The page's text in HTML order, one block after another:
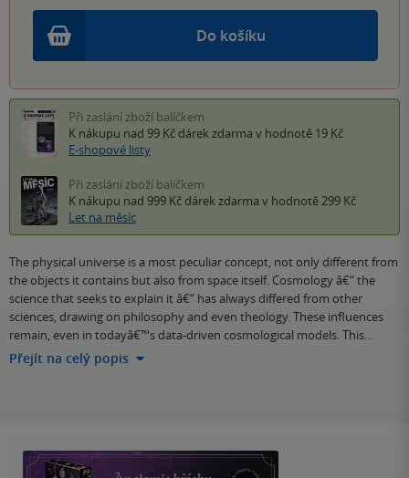
Do košíku
Při zaslání zboží balíčkem
K nákupu nad 99 Kč dárek zdarma v hodnotě 19 Kč
E-shopové listy
Při zaslání zboží balíčkem
K nákupu nad 999 Kč dárek zdarma v hodnotě 299 Kč
Let na měsíc
The physical universe is a most peculiar concept, not only different from
the objects it contains but also from space itself. Cosmology â€“ the
science that seeks to explain it â€“ has always differed from other
sciences, drawing on philosophy and even theology. These influences
remain, even in todayâ€™s data-driven cosmological models. This…
Přejít na celý popis